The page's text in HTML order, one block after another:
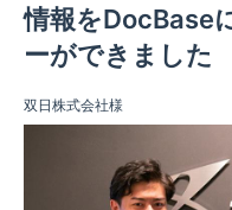
情報をDocBase
ーができました
双日株式会社様